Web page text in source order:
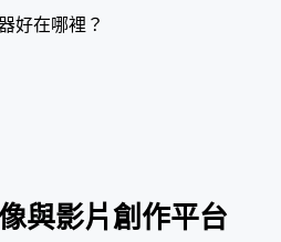
好在哪裡？
與影片創作平台